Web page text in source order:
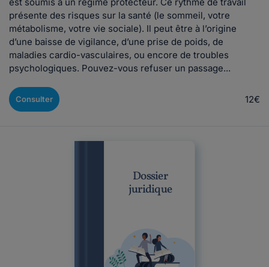
présente des risques sur la santé (le sommeil, votre
métabolisme, votre vie sociale). Il peut être à l’origine
d’une baisse de vigilance, d’une prise de poids, de
maladies cardio-vasculaires, ou encore de troubles
psychologiques. Pouvez-vous refuser un passage...
Consulter 12€
Dossier
juridique